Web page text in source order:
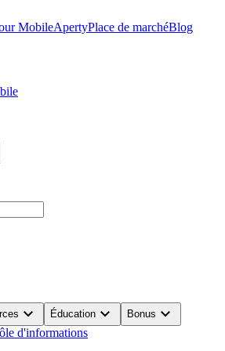
MobileApertyPlace de marchéBlog
expand_more Éducation expand_more Bonus expand_more
d'informations